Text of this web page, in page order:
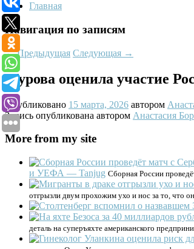
Главная
Навигация по записям
←Предыдущая Следующая →
Журова оценила участие
Опубликовано 15 марта, 2026 автором
Запись опубликована автором Анастасия
More from my site
и УЕФА — Tanjug Сборная России
отгрызли двум прохожим ухо и нос за то, что
деталь на суперъяхте американского